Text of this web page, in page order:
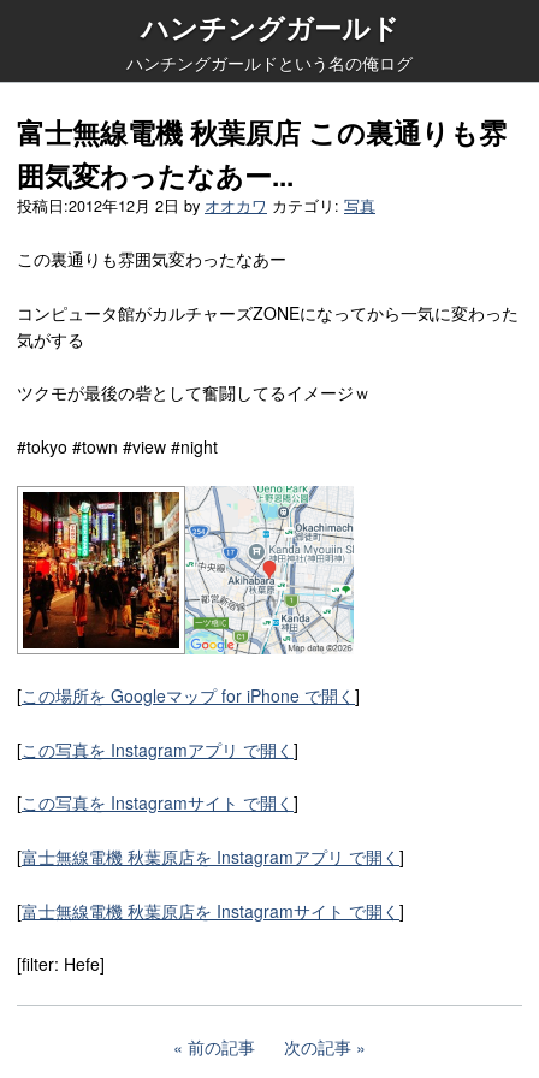
ハンチングガールド
ハンチングガールドという名の俺ログ
富士無線電機 秋葉原店 この裏通りも雰
囲気変わったなあー...
投稿日:2012年12月 2日 by オオカワ カテゴリ: 写真
この裏通りも雰囲気変わったなあー
コンピュータ館がカルチャーズZONEになってから一気に変わった
気がする
ツクモが最後の砦として奮闘してるイメージｗ
#tokyo #town #view #night
[この場所を Googleマップ for iPhone で開く ]
[この写真を Instagramアプリ で開く ]
[この写真を Instagramサイト で開く ]
[富士無線電機 秋葉原店を Instagramアプリ で開く ]
[富士無線電機 秋葉原店を Instagramサイト で開く ]
[filter: Hefe]
前の記事 次の記事